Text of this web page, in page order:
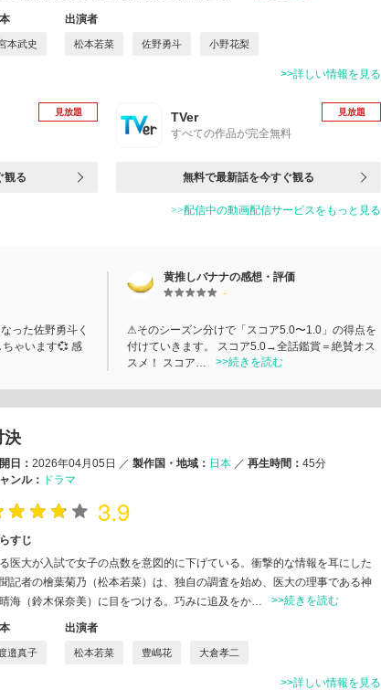
本武史
出演者
松本若菜 佐野勇斗 小野花梨
>>詳しい情報を見る
見放題
観る
TVer
すべての作品が完全無料
見放題
無料で最新話を今すぐ観る
>>配信中の動画配信サービスをもっと見る
った佐野勇斗く
ゃいます💞 感
黄推しバナナの感想・評価
-
⚠そのシーズン分けで「スコア5.0〜1.0」の得点を
付けていきます。 スコア5.0→全話鑑賞＝絶賛オス
スメ！ スコア…
>>続きを読む
決
日： 2026年04月05日 ／ 製作国・地域： 日本 ／ 再生時間： 45分
ンル： ドラマ
3.9
すじ
医大が入試で女子の点数を意図的に下げている。衝撃的な情報を耳にした
記者の檜葉菊乃（松本若菜）は、独自の調査を始め、医大の理事である神
海（鈴木保奈美）に目をつける。巧みに追及をか…
>>続きを読む
邉真子
出演者
松本若菜 豊嶋花 大倉孝二
>>詳しい情報を見る